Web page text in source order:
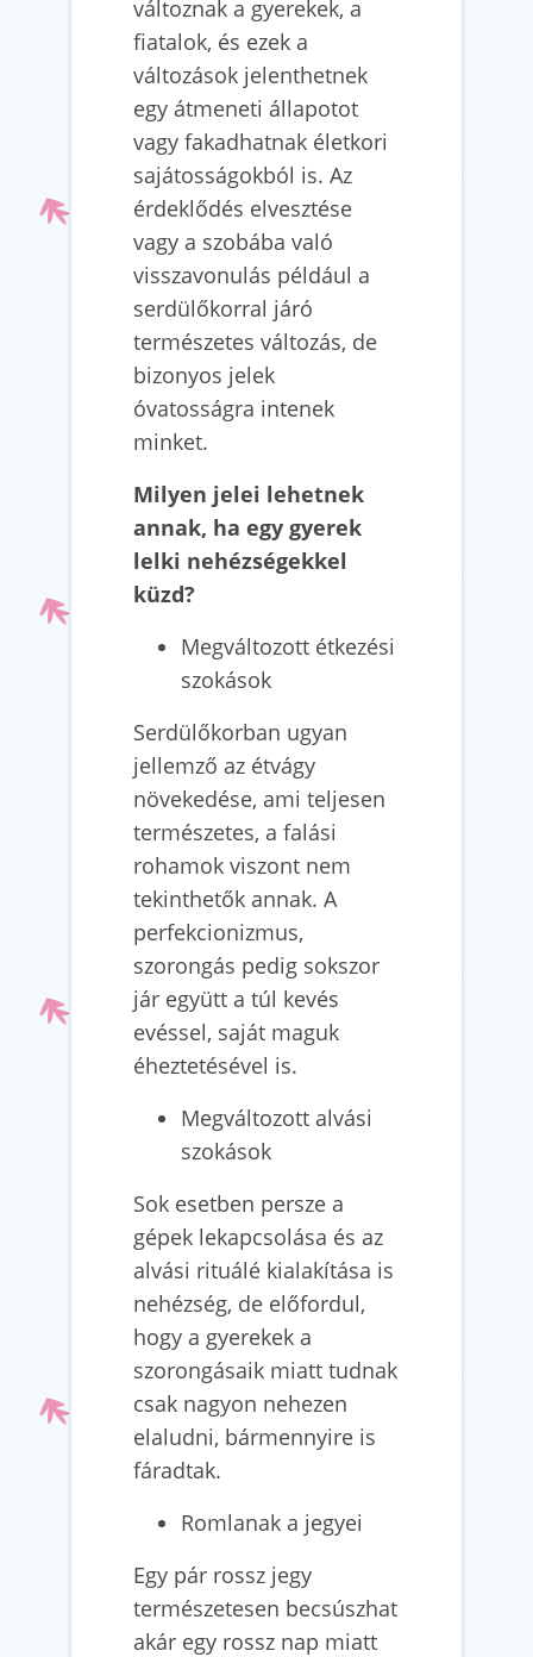
változnak a gyerekek, a
fiatalok, és ezek a
változások jelenthetnek
egy átmeneti állapotot
vagy fakadhatnak életkori
sajátosságokból is. Az
érdeklődés elvesztése
vagy a szobába való
visszavonulás például a
serdülőkorral járó
természetes változás, de
bizonyos jelek
óvatosságra intenek
minket.
Milyen jelei lehetnek
annak, ha egy gyerek
lelki nehézségekkel
küzd?
Megváltozott étkezési
szokások
Serdülőkorban ugyan
jellemző az étvágy
növekedése, ami teljesen
természetes, a falási
rohamok viszont nem
tekinthetők annak. A
perfekcionizmus,
szorongás pedig sokszor
jár együtt a túl kevés
evéssel, saját maguk
éheztetésével is.
Megváltozott alvási
szokások
Sok esetben persze a
gépek lekapcsolása és az
alvási rituálé kialakítása is
nehézség, de előfordul,
hogy a gyerekek a
szorongásaik miatt tudnak
csak nagyon nehezen
elaludni, bármennyire is
fáradtak.
Romlanak a jegyei
Egy pár rossz jegy
természetesen becsúszhat
akár egy rossz nap miatt